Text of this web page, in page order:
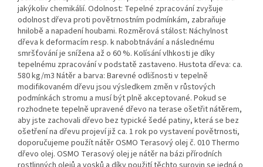
jakýkoliv chemikálií. Odolnost: Tepelné zpracování zvyšuje
odolnost dřeva proti povětrnostním podmínkám, zabraňuje
hnilobě a napadení houbami. Rozměrová stálost: Náchylnost
dřeva k deformacím resp. k nabobtnávání a následnému
smršťování je snížena až o 60 %. Kolísání vlhkosti je díky
tepelnému zpracování v podstatě zastaveno. Hustota dřeva: ca.
580 kg/m3 Nátěr a barva: Barevné odlišnosti v tepelně
modifikovaném dřevu jsou výsledkem změn v růstových
podmínkách stromu a musí být plně akceptované. Pokud se
rozhodnete tepelně upravené dřevo na terase ošetřit nátěrem,
aby jste zachovali dřevo bez typické šedé patiny, která se bez
ošetření na dřevu projeví již ca. 1 rok po vystavení povětrnosti,
doporučujeme použít nátěr OSMO Terasový olej č. 010 Thermo
dřevo olej. OSMO Terasový olej je nátěr na bázi přírodních